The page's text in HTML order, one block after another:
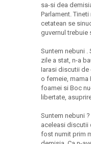
sa-si dea
Parlament.
cetatean se
guvernul trebuie
Suntem nebuni .
zile a stat, n-a
Iarasi discutii de
o femeie, mama
foamei si Boc
libertate,
Suntem nebuni
aceleasi discutii
fost numit prim